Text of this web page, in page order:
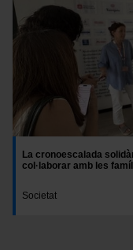
La cronoescalada
col·laborar amb les
Societat